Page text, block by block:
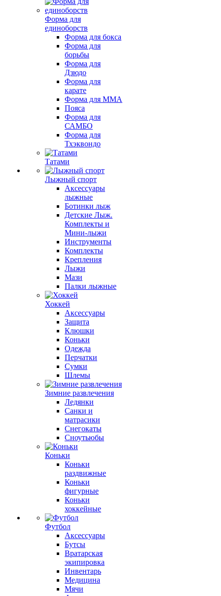
Форма для
единоборств
Форма для бокса
Форма для
борьбы
Форма для
Дзюдо
Форма для
карате
Форма для MMA
Пояса
Форма для
САМБО
Форма для
Тхэквондо
Татами
Лыжный спорт
Аксессуары
лыжные
Ботинки лыж
Детские Лыж.
Комплекты и
Мини-лыжи
Инструменты
Комплекты
Крепления
Лыжи
Мази
Палки лыжные
Хоккей
Аксессуары
Защита
Клюшки
Коньки
Одежда
Перчатки
Сумки
Шлемы
Зимние развлечения
Ледянки
Санки и
матрасики
Снегокаты
Сноутьюбы
Коньки
Коньки
раздвижные
Коньки
фигурные
Коньки
хоккейные
Футбол
Аксессуары
Бутсы
Вратарская
экипировка
Инвентарь
Медицина
Мячи